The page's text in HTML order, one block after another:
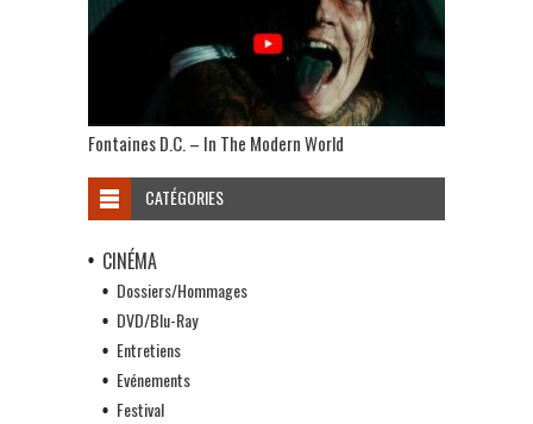
Fontaines D.C. – In The Modern World
CATÉGORIES
CINÉMA
Dossiers/Hommages
DVD/Blu-Ray
Entretiens
Evénements
Festival